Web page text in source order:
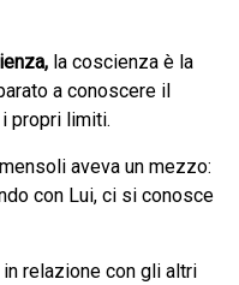
la coscienza è la
a conoscere il
propri limiti.
aveva un mezzo:
con Lui, ci si conosce
relazione con gli altri